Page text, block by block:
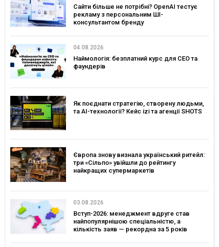
Сайти більше не потрібні? OpenAI тестує
рекламу з персональним ШІ-
консультантом бренду
04.08.2026
Наймологія: безплатний курс для CEO та
фаундерів
Як поєднати стратегію, створену людьми,
та AI-технології? Кейс izi та агенції SHOTS
Європа знову визнала український ритейл:
три «Сільпо» увійшли до рейтингу
найкращих супермаркетів
03.08.2026
Вступ-2026: менеджмент вдруге став
найпопулярнішою спеціальністю, а
кількість заяв — рекордна за 5 років